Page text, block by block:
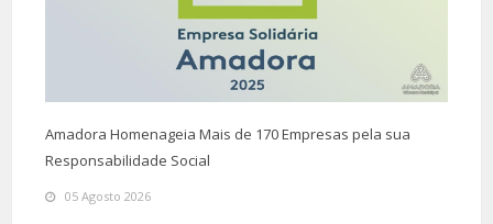
Amadora Homenageia Mais de 170 Empresas pela sua
Responsabilidade Social
05 Agosto 2026